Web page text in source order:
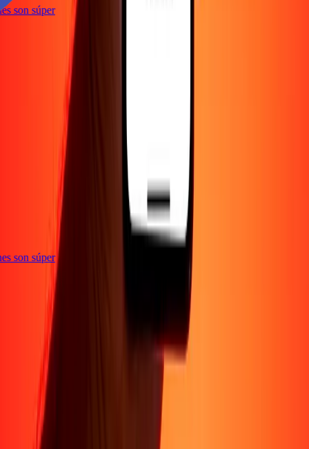
son súper
son súper
Acerca de
Conviértete en agenteConviértete en socio
Conviértete en socio estratégico
Carreras Promociones
Transferencia internacional de dinero
Soporte